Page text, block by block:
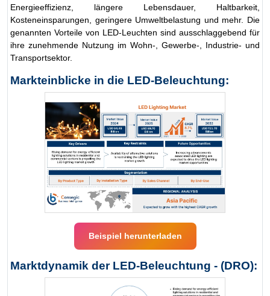
Energieeffizienz, längere Lebensdauer, Haltbarkeit,
Kosteneinsparungen, geringere Umweltbelastung und mehr. Die
genannten Vorteile von LED-Leuchten sind ausschlaggebend für
ihre zunehmende Nutzung im Wohn-, Gewerbe-, Industrie- und
Transportsektor.
Markteinblicke in die LED-Beleuchtung:
Beispiel herunterladen
Marktdynamik der LED-Beleuchtung - (DRO):